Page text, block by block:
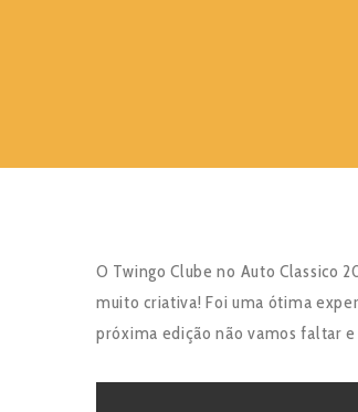
O Twingo Clube no Auto Classico
muito criativa! Foi uma ótima
próxima edição não vamos faltar